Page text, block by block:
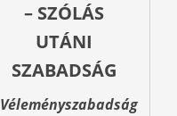
– SZÓLÁS
UTÁNI
SZABADSÁG
Véleményszabadság